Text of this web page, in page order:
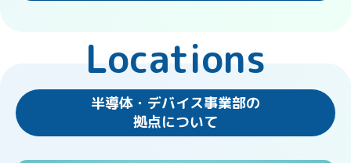
Locations
半導体・デバイス事業部の
拠点について